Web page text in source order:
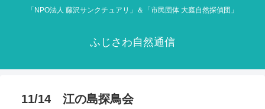
「NPO法人 藤沢サンクチュアリ」＆「市民団体 大庭自然探偵団」
ふじさわ自然通信
11/14 江の島探鳥会